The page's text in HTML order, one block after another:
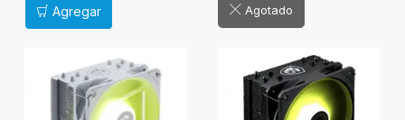
Agregar Agotado